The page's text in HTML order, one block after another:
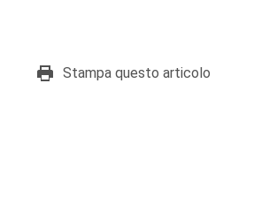
Stampa questo articolo